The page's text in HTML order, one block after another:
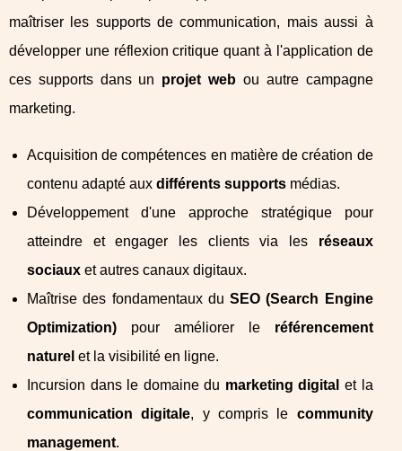
maîtriser les supports de communication, mais aussi à
développer une réflexion critique quant à l'application de
ces supports dans un projet web ou autre campagne
marketing.
Acquisition de compétences en matière de création de
contenu adapté aux différents supports médias.
Développement d'une approche stratégique pour
atteindre et engager les clients via les réseaux
sociaux et autres canaux digitaux.
Maîtrise des fondamentaux duSEO (Search Engine
Optimization) pour améliorer le référencement
naturel et la visibilité en ligne.
Incursion dans le domaine du marketing digital et la
communication digitale, y compris le community
management.